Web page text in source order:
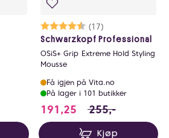
Karakter:
(17)
4.6 av 5 mulige
Schwarzkopf Professional
OSiS+ Grip Extreme Hold Styling
Mousse
Få igjen på Vita.no
På lager i 101 butikker
191,25 191.25 i stedet
255,-
Kjøp